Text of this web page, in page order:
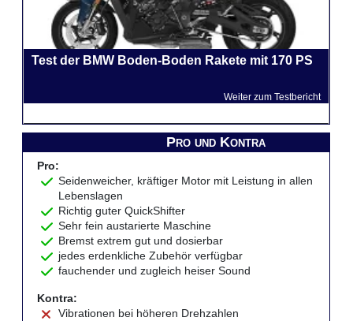
Test der BMW Boden-Boden Rakete mit 170 PS
Weiter zum Testbericht
Pro und Kontra
Pro:
Seidenweicher, kräftiger Motor mit Leistung in allen
Lebenslagen
Richtig guter QuickShifter
Sehr fein austarierte Maschine
Bremst extrem gut und dosierbar
jedes erdenkliche Zubehör verfügbar
fauchender und zugleich heiser Sound
Kontra:
Vibrationen bei höheren Drehzahlen